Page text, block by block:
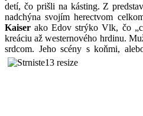
detí, čo prišli na kásting. Z
nadchýna svojím herectvom
Kaiser ako Edov strýko Vlk, čo
kreáciu až westernového hrdinu.
srdcom. Jeho scény s koňmi,